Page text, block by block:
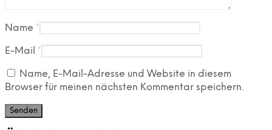
Name *
E-Mail *
Name, E-Mail-Adresse und Website in diesem
Browser für meinen nächsten Kommentar speichern.